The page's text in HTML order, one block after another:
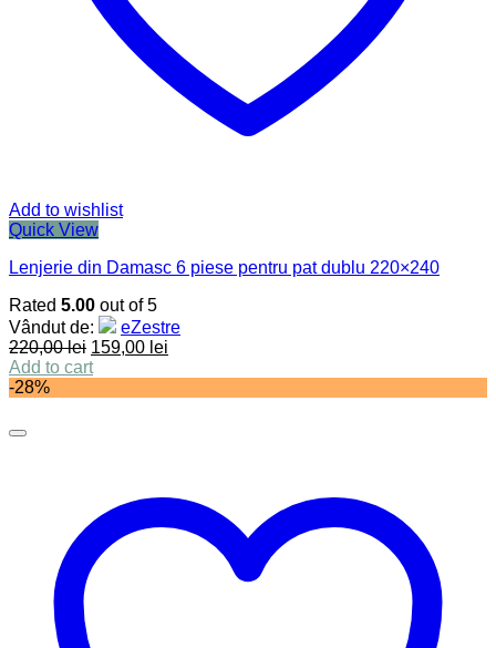
Add to wishlist
Quick View
Lenjerie din Damasc 6 piese pentru pat dublu 220×240
Rated 5.00 out of 5
Vândut de:
eZestre
220,00lei 159,00 lei
Add to cart
-28%